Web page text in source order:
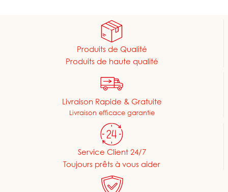
Produits de Qualité
Produits de haute qualité
Livraison Rapide & Gratuite
Livraison efficace garantie
Service Client 24/7
Toujours prêts à vous aider